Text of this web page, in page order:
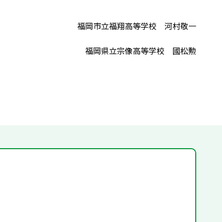
福岡市立福翔高等学校 河村敬一
福岡県立宗像高等学校 國松勲